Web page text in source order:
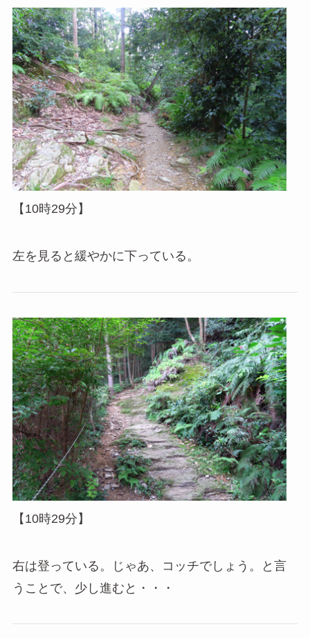
【10時29分】
左を見ると緩やかに下っている。
【10時29分】
右は登っている。じゃあ、コッチでしょう。と言
うことで、少し進むと・・・